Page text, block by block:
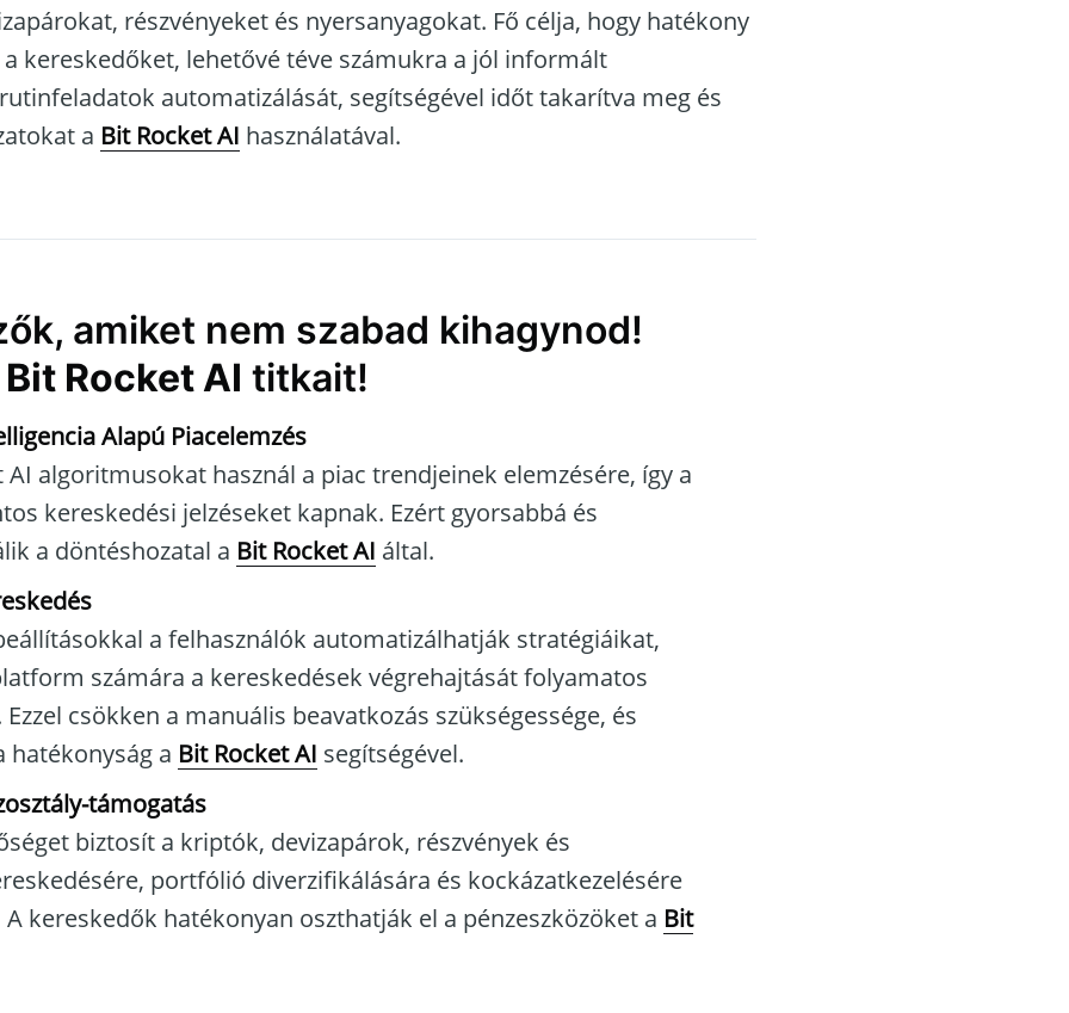
részvényeket és nyersanyagokat. Fő célja, hogy hatékony
kereskedőket, lehetővé téve számukra a jól informált
automatizálását, segítségével időt takarítva meg és
a Bit Rocket AI használatával.
amiket nem szabad kihagynod!
Bit Rocket AI titkait!
Alapú Piacelemzés
algoritmusokat használ a piac trendjeinek elemzésére, így a
kereskedési jelzéseket kapnak. Ezért gyorsabbá és
a döntéshozatal a Bit Rocket AI által.
a felhasználók automatizálhatják stratégiáikat,
számára a kereskedések végrehajtását folyamatos
csökken a manuális beavatkozás szükségessége, és
a Bit Rocket AI segítségével.
támogatás
biztosít a kriptók, devizapárok, részvények és
portfólió diverzifikálására és kockázatkezelésére
kereskedők hatékonyan oszthatják el a pénzeszközöket a Bit